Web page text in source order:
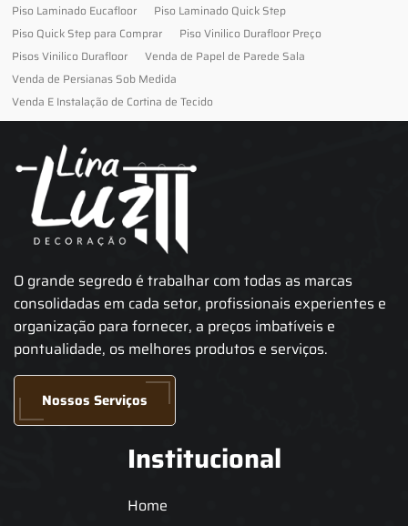
Piso Laminado Eucafloor
Piso Laminado Quick Step
Piso Quick Step para Comprar
Piso Vinilico Durafloor Preço
Pisos Vinilico Durafloor
Venda de Papel de Parede Sala
Venda de Persianas Sob Medida
Venda E Instalação de Cortina de Tecido
O grande segredo é trabalhar com todas as marcas
consolidadas em cada setor, profissionais experientes e
organização para fornecer, a preços imbatíveis e
pontualidade, os melhores produtos e serviços.
Nossos Serviços
Institucional
Home